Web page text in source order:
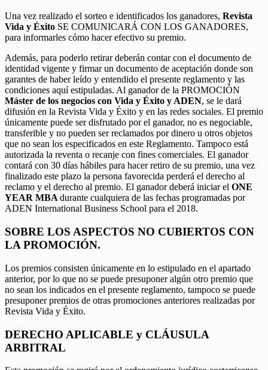
Una vez realizado el sorteo e identificados los ganadores, Revista
Vida y Éxito SE COMUNICARÁ CON LOS GANADORES,
para informarles cómo hacer efectivo su premio.
Además, para poderlo retirar deberán contar con el documento de
identidad vigente y firmar un documento de aceptación donde son
garantes de haber leído y entendido el presente reglamento y las
condiciones aquí estipuladas. Al ganador de la PROMOCIÓN
Máster de los negocios con Vida y Éxito y ADEN, se le dará
difusión en la Revista Vida y Éxito y en las redes sociales. El premio
únicamente puede ser disfrutado por el ganador, no es negociable,
transferible y no pueden ser reclamados por dinero u otros objetos
que no sean los especificados en este Reglamento. Tampoco está
autorizada la reventa o recanje con fines comerciales. El ganador
contará con 30 días hábiles para hacer retiro de su premio, una vez
finalizado este plazo la persona favorecida perderá el derecho al
reclamo y el derecho al premio. El ganador deberá iniciar el ONE
YEAR MBAdurante cualquiera de las fechas programadas por
ADEN International Business School para el 2018.
SOBRE LOS ASPECTOS NO CUBIERTOS CON
LA PROMOCIÓN.
Los premios consisten únicamente en lo estipulado en el apartado
anterior, por lo que no se puede presuponer algún otro premio que
no sean los indicados en el presente reglamento, tampoco se puede
presuponer premios de otras promociones anteriores realizadas por
Revista Vida y Éxito.
DERECHO APLICABLE y CLÁUSULA
ARBITRAL